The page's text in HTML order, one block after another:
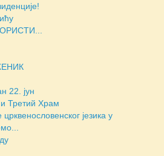
22. јун
Третий Храм
језика у